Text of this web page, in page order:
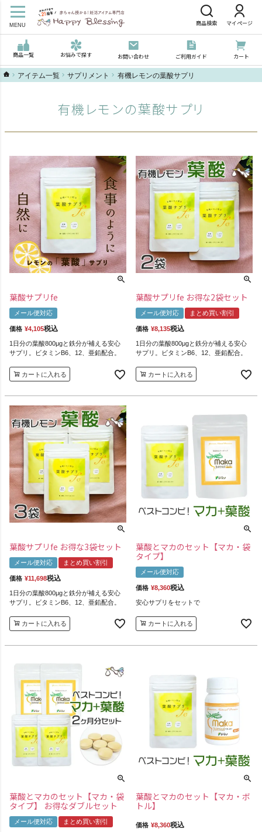
MENU 商品検索 マイページ
商品一覧 お悩みで探す お問い合わせ ご利用ガイド カート
ハッピーブレッシングTOP
アイテム一覧 サプリメント 有機レモンの葉酸サプリ
有機レモンの葉酸サプリ
葉酸サプリfe
メール便対応
価格 ¥4,105税込
1日分の葉酸800μgと鉄分が補える安心
サプリ。ビタミンB6、12、亜鉛配合。
カートに入れる
葉酸サプリfe お得な2袋セット
メール便対応 まとめ買い割引
価格 ¥8,135税込
1日分の葉酸800μgと鉄分が補える安心
サプリ。ビタミンB6、12、亜鉛配合。
カートに入れる
葉酸サプリfe お得な3袋セット
メール便対応 まとめ買い割引
価格 ¥11,698税込
1日分の葉酸800μgと鉄分が補える安心
サプリ。ビタミンB6、12、亜鉛配合。
カートに入れる
葉酸とマカのセット【マカ・袋
タイプ】
メール便対応
価格 ¥8,360税込
安心サプリをセットで
カートに入れる
葉酸とマカのセット【マカ・袋
タイプ】 お得なダブルセット
メール便対応 まとめ買い割引
葉酸とマカのセット【マカ・ボ
トル】
価格 ¥8,360税込